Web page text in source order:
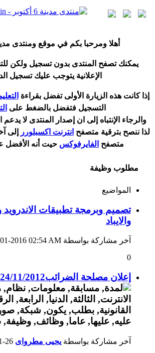
هلا ومرحبا بكم في موقع ومنتدى
يمكنك تصفح المنتدى بدون تسجيل ولكن
الإعلانية يتوجب عليك تسجيل
إذا كانت هذه الزيارة الأولى تفضل بقراءة
التسجيل فتفضل بالضغط على
والرجاء الإنتباه إلى ان إصدار المنتدى لا يدعم
لذا ننصح بترقية متصفح انترنت اكسبلورر إلى
متصفح الفايرفوكس حيت نه الأفضل
مطلوب وظيفة
المواضيع
تصميم وبرمجة تطبيقات الاندرويد
والايباد
آخر مشاركة بواسطة 2016 02:54 AM
0
إعلان مصلحة الضرائب24/11/2012
آخر مشاركة بواسطة يحيى مطرواى